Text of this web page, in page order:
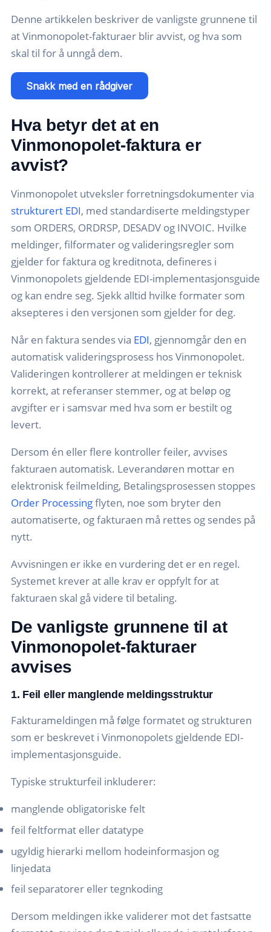
Denne artikkelen beskriver de vanligste grunnene til
at Vinmonopolet-fakturaer blir avvist, og hva som
skal til for å unngå dem.
Snakk med en rådgiver
Hva betyr det at en
Vinmonopolet-faktura er
avvist?
Vinmonopolet utveksler forretningsdokumenter via
strukturert EDI, med standardiserte meldingstyper
som ORDERS, ORDRSP, DESADV og INVOIC. Hvilke
meldinger, filformater og valideringsregler som
gjelder for faktura og kreditnota, defineres i
Vinmonopolets gjeldende EDI-implementasjonsguide
og kan endre seg. Sjekk alltid hvilke formater som
aksepteres i den versjonen som gjelder for deg.
Når en faktura sendes via EDI, gjennomgår den en
automatisk valideringsprosess hos Vinmonopolet.
Valideringen kontrollerer at meldingen er teknisk
korrekt, at referanser stemmer, og at beløp og
avgifter er i samsvar med hva som er bestilt og
levert.
Dersom én eller flere kontroller feiler, avvises
fakturaen automatisk. Leverandøren mottar en
elektronisk feilmelding, Betalingsprosessen stoppes
Order Processingflyten, noe som bryter den
automatiserte, og fakturaen må rettes og sendes på
nytt.
Avvisningen er ikke en vurdering det er en regel.
Systemet krever at alle krav er oppfylt for at
fakturaen skal gå videre til betaling.
De vanligste grunnene til at
Vinmonopolet-fakturaer
avvises
1. Feil eller manglende meldingsstruktur
Fakturameldingen må følge formatet og strukturen
som er beskrevet i Vinmonopolets gjeldende EDI-
implementasjonsguide.
Typiske strukturfeil inkluderer:
manglende obligatoriske felt
feil feltformat eller datatype
ugyldig hierarki mellom hodeinformasjon og
linjedata
feil separatorer eller tegnkoding
Dersom meldingen ikke validerer mot det fastsatte